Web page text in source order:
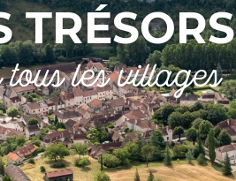
TRÉSORS
tous les villages